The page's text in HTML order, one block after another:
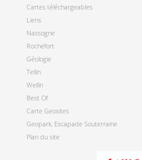
Cartes téléchargeables
Liens
Nassogne
Rochefort
Géologie
Tellin
Wellin
Best Of
Carte Geosites
Geopark, Escapade Souterraine
Plan du site